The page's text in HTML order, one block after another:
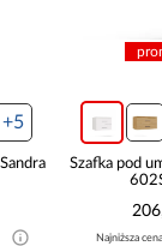
+5
Szafka pod
Najniższa